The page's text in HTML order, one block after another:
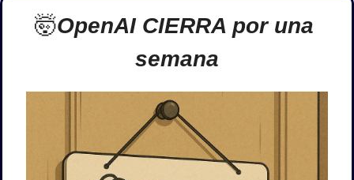
🤯OpenAI CIERRA por una
semana